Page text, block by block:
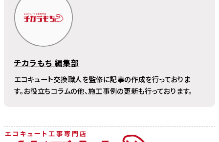
チカラもち 編集部
エコキュート交換職人を監修に記事の作成を行っておりま
す。お役立ちコラムの他、施工事例の更新も行っております。